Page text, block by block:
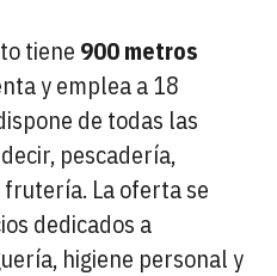
tiene 900 metros
y emplea a 18
de todas las
pescadería,
La oferta se
dedicados a
higiene personal y